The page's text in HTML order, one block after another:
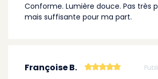
Conforme. Lumière douce. Pas très
mais suffisante pour ma part.
Françoise B.